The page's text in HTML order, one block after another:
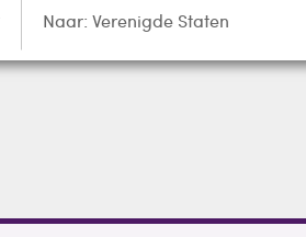
Naar: Verenigde Staten